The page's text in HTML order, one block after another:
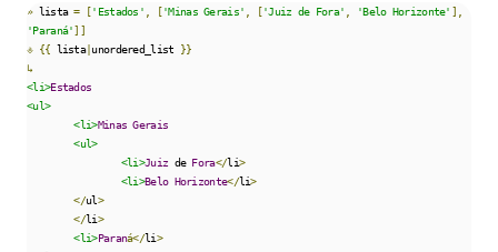
» lista = ['Estados' , ['Minas Gerais' , ['Juiz de Fora' , 'Belo Horizonte' ],
'Paraná']]
⎀ {{ lista| unordered_list }}
↳
<li>Estados
<ul>
<li>Minas Gerais
<ul>
<li>Juiz de Fora</li>
<li>Belo Horizonte</li>
</ul>
</li>
<li>Paraná</li>